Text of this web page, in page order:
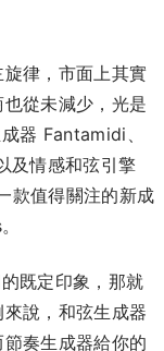
律，市面上其實
從未減少，光是
器 Fantamidi、
及情感和弦引擎
款值得關注的新成
既定印象，那就
說，和弦生成器
奏生成器給你的